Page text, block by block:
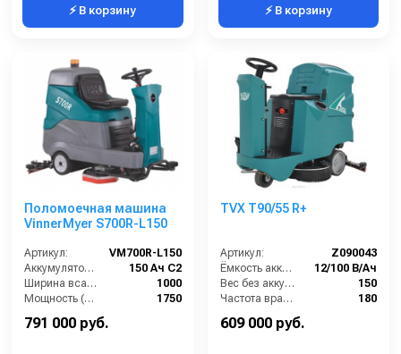
⚡ В корзину ⚡ В корзину
Поломоечная машина
VinnerMyer S700R-L150
Артикул:
VM700R-L150
Аккумулятор АКБ (В/А·ч):
150 Ач С2
Ширина всасывающей балки (мм):
1000
Мощность (Вт):
1750
791 000 руб.
TVX T90/55 R+
Артикул:
Z090043
Ёмкость аккумуляторов (Ач):
12/100 В/Ач
Вес без аккумуляторов (кг):
150
Частота вращения щетки (об/мин):
180
609 000 руб.